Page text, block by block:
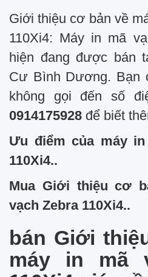
Giới thiệu cơ bản về
110Xi4: Máy in mã
hiện đang được bán
Cư Bình Dương. Bạn
không gọi đến số
0914175928 để biết
Ưu điểm của máy
110Xi4..
Mua Giới thiệu cơ
vạch Zebra 110Xi4..
bán Giới
máy in mã